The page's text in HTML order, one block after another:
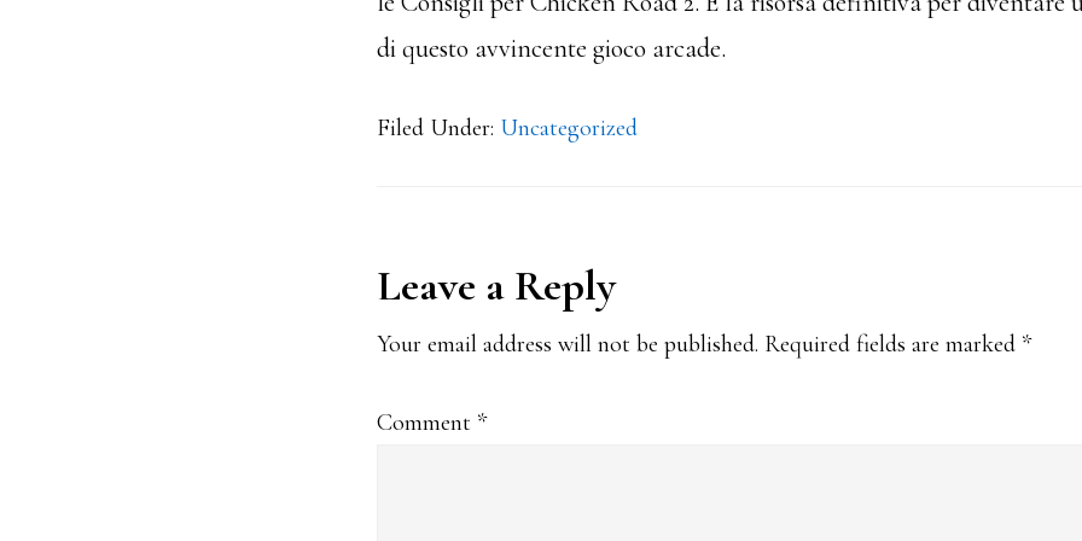
di questo avvincente gioco arcade.
Filed Under: Uncategorized
Reader
Interactions
Leave a Reply
Your email address will not be published. Required fields are marked *
Comment *